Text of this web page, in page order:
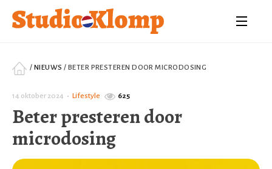
/ NIEUWS / BETER PRESTEREN DOOR MICRODOSING
14 oktober 2024 • Lifestyle 625
Beter presteren door
microdosing